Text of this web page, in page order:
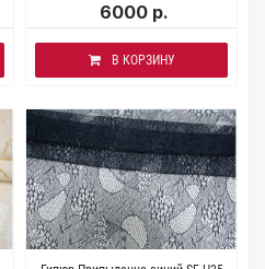
6000 р.
В КОРЗИНУ